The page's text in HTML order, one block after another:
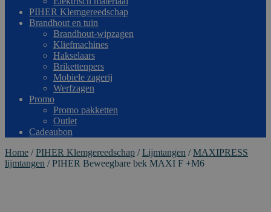
PIHER Klemgereedschap
Brandhout en tuin
Brandhout-wipzagen
Kliefmachines
Hakselaars
Brikettenpers
Mobiele zagerij
Werfzagen
Promo
Promo pakketten
Outlet
Cadeaubon
Home /PIHER Klemgereedschap /Lijmtangen /MAXIPRESS
lijmtangen /PIHER Beweegbare bek MAXI F +M6